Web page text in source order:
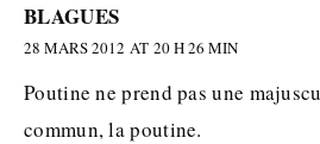
BLAGUES
28 MARS 2012 AT 20 H 26 MIN
Poutine ne prend pas une
commun, la poutine.